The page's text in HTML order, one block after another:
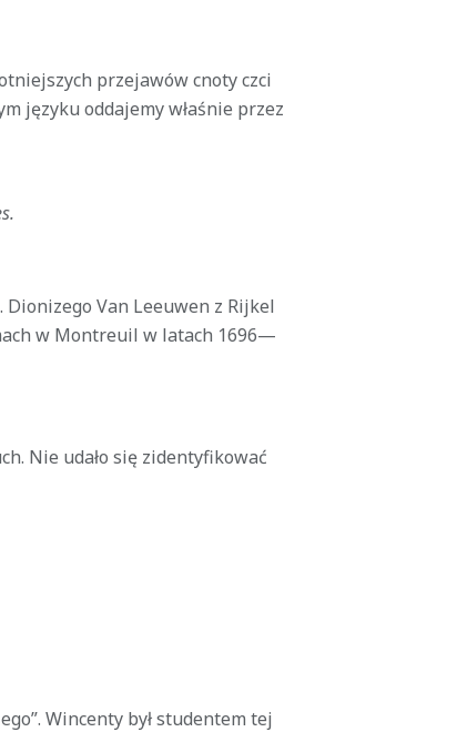
przejawów cnoty czci
języku oddajemy właśnie przez
Van Leeuwen z Rijkel
w Montreuil w latach 1696—
Nie udało się zidentyfikować
Wincenty był studentem tej